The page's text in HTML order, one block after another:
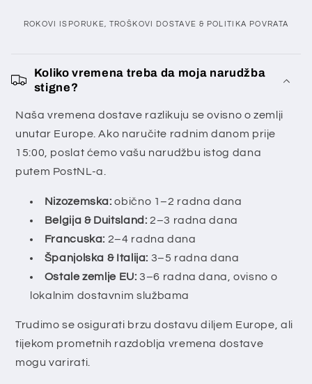
ROKOVI ISPORUKE, TROŠKOVI DOSTAVE & POLITIKA POVRATA
a
r
ž
a
o
ž
e
Koliko vremena treba da moja narudžba
stigne?
Naša vremena dostave razlikuju se ovisno o zemlji
unutar Europe. Ako naručite radnim danom prije
15:00, poslat ćemo vašu narudžbu istog dana
putem PostNL-a.
Nizozemska: obično 1–2 radna dana
Belgija & Duitsland: 2–3 radna dana
Francuska: 2–4 radna dana
Španjolska & Italija: 3–5 radna dana
Ostale zemlje EU: 3–6 radna dana, ovisno o
lokalnim dostavnim službama
Trudimo se osigurati brzu dostavu diljem Europe, ali
tijekom prometnih razdoblja vremena dostave
mogu varirati.